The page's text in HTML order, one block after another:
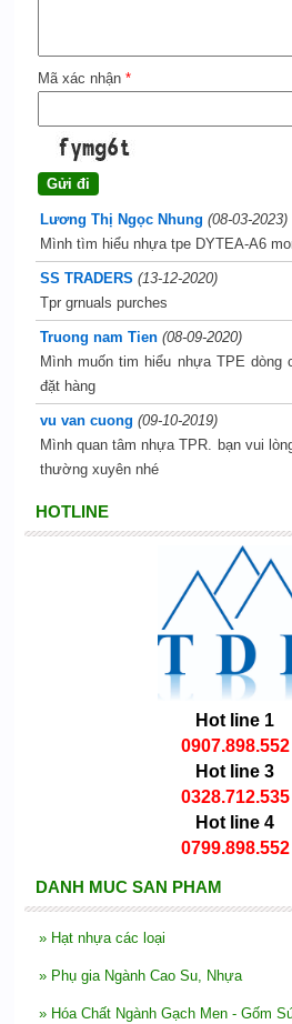
Mã xác nhận *
Lương Thị Ngọc Nhung (08-03-2023)
Mình tìm hiểu nhựa tpe DYTEA-A6
SS TRADERS (13-12-2020)
Tpr grnuals purches
Truong nam Tien (08-09-2020)
Mình muốn tim hiểu nhựa TPE dòng
đặt hàng
vu van cuong (09-10-2019)
Mình quan tâm nhựa TPR. bạn vui
thường xuyên nhé
HOTLINE
Hot line 1
0907.898.552
Hot line 3
0328.712.535
Hot line 4
0799.898.552
DANH MUC SAN PHAM
» Hạt nhựa các loại
» Phụ gia Ngành Cao Su, Nhựa
» Hóa Chất Ngành Gạch Men - Gốm